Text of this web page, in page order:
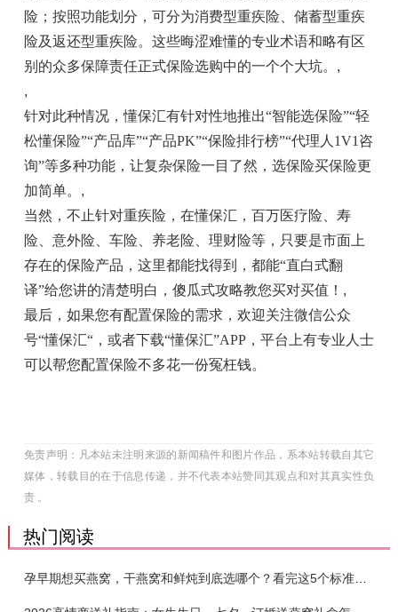
险；按照功能划分，可分为消费型重疾险、储蓄型重疾
险及返还型重疾险。这些晦涩难懂的专业术语和略有区
别的众多保障责任正式保险选购中的一个个大坑。 ,
,
针对此种情况，懂保汇有针对性地推出“智能选保险”“轻
松懂保险”“产品库”“产品PK”“保险排行榜”“代理人1V1咨
询”等多种功能，让复杂保险一目了然，选保险买保险更
加简单。 ,
当然，不止针对重疾险，在懂保汇，百万医疗险、寿
险、意外险、车险、养老险、理财险等，只要是市面上
存在的保险产品，这里都能找得到，都能“直白式翻
译”给您讲的清楚明白，傻瓜式攻略教您买对买值！ ,
最后，如果您有配置保险的需求，欢迎关注微信公众
号“懂保汇“，或者下载“懂保汇”APP，平台上有专业人士
可以帮您配置保险不多花一份冤枉钱。
免责声明：凡本站未注明来源的新闻稿件和图片作品，系本站转载自其它
媒体，转载目的在于信息传递，并不代表本站赞同其观点和对其真实性负
责 。
热门阅读
孕早期想买燕窝，干燕窝和鲜炖到底选哪个？看完这5个标准再下单